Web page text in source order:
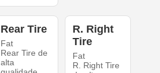
Rear Tire
Fat
Rear Tire de
alta
R. Right
Tire
Fat
R. Right Tire